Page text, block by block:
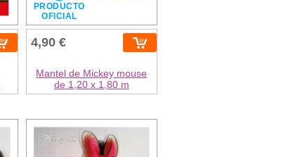
PRODUCTO
OFICIAL
4,90 €
Mantel de Mickey mouse
de 1,20 x 1,80 m